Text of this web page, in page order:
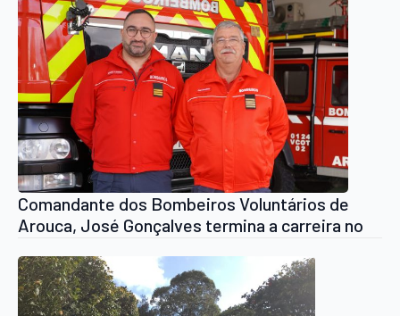
Comandante dos Bombeiros Voluntários de
Arouca, José Gonçalves termina a carreira no